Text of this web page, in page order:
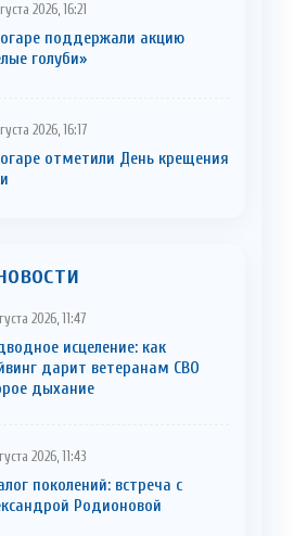
2026, 16:21
поддержали акцию
голуби»
2026, 16:17
отметили День крещения
2026, 11:47
исцеление: как
дарит ветеранам СВО
дыхание
2026, 11:43
поколений: встреча с
Родионовой